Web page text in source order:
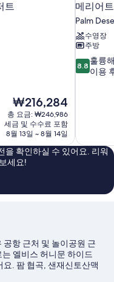
트
현
재
요
금
₩216,284
₩216,284
총 요금: ₩246,986
세금 및 수수료 포함
8월 13일 ~ 8월 14일
Palm
수영장
주방
10
점
훌
륭
해
8.8 훌륭
이용
을 확인하실 수 있어요. 리워
세요!
항 근처 및 놀이공원 근
엘비스 허니문 하이드
. 팜 협곡, 샌재신토산맥
니다. 각종 이벤트나 게